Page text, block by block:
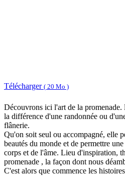
Télécharger ( 20 Mo )
Découvrons ici l'art de la promenade.
la différence d'une randonnée ou
flânerie.
Qu'on soit seul ou accompagné, elle
beautés du monde et de permettre
corps et de l'âme. Lieu d'inspiration,
promenade , la façon dont nous
C'est alors que commence les